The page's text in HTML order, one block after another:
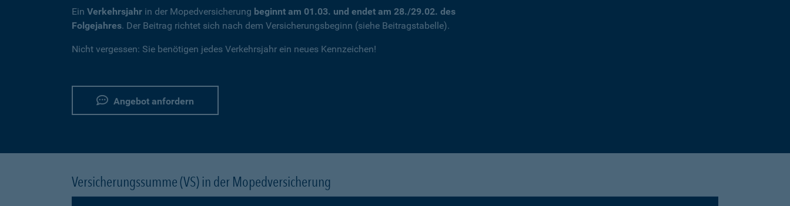
Ein Verkehrsjahr in der Mopedversicherung beginnt am 01.03. und endet am 28./29.02. des
Folgejahres. Der Beitrag richtet sich nach dem Versicherungsbeginn (siehe Beitragstabelle).
Nicht vergessen: Sie benötigen jedes Verkehrsjahr ein neues Kennzeichen!
Angebot anfordern
Versicherungssumme (VS) in der Mopedversicherung